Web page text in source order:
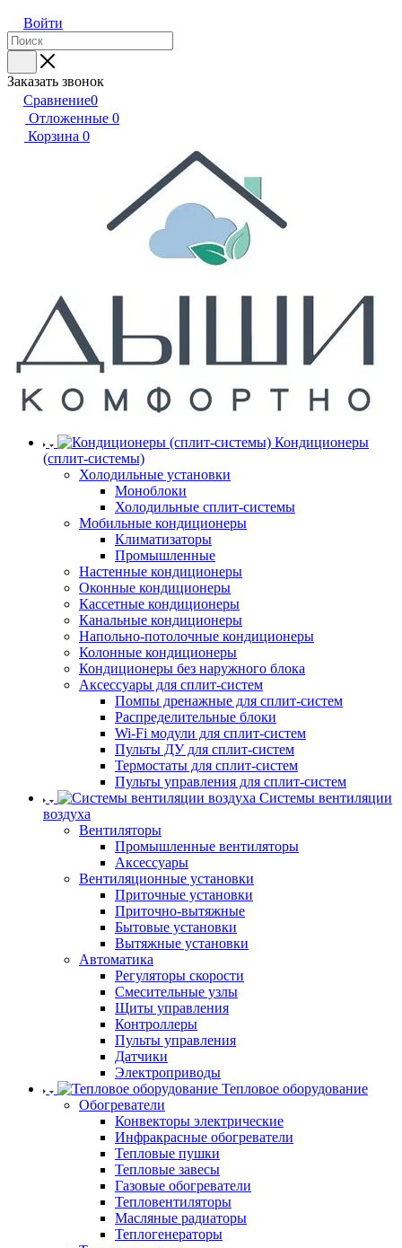
Войти
Заказать звонок
Сравнение0
Отложенные 0
Корзина 0
Кондиционеры
(сплит-системы)
Холодильные установки
Моноблоки
Холодильные сплит-системы
Мобильные кондиционеры
Климатизаторы
Промышленные
Настенные кондиционеры
Оконные кондиционеры
Кассетные кондиционеры
Канальные кондиционеры
Напольно-потолочные кондиционеры
Колонные кондиционеры
Кондиционеры без наружного блока
Аксессуары для сплит-систем
Помпы дренажные для сплит-систем
Распределительные блоки
Wi-Fi модули для сплит-систем
Пульты ДУ для сплит-систем
Термостаты для сплит-систем
Пульты управления для сплит-систем
Системы вентиляции
воздуха
Вентиляторы
Промышленные вентиляторы
Аксессуары
Вентиляционные установки
Приточные установки
Приточно-вытяжные
Бытовые установки
Вытяжные установки
Автоматика
Регуляторы скорости
Смесительные узлы
Щиты управления
Контроллеры
Пульты управления
Датчики
Электроприводы
Тепловое оборудование
Обогреватели
Конвекторы электрические
Инфракрасные обогреватели
Тепловые пушки
Тепловые завесы
Газовые обогреватели
Тепловентиляторы
Масляные радиаторы
Теплогенераторы